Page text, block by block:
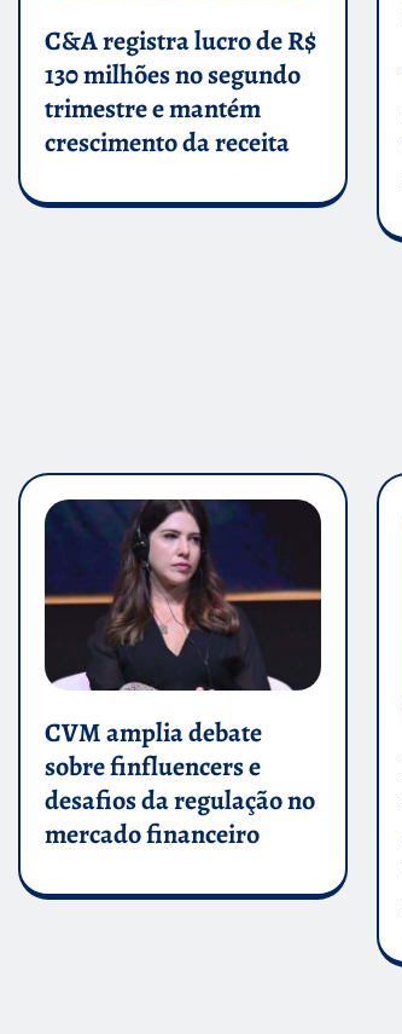
C&A registra lucro de R$
130 milhões no segundo
trimestre e mantém
crescimento da receita
CVM amplia debate
sobre finfluencers e
desafios da regulação no
mercado financeiro